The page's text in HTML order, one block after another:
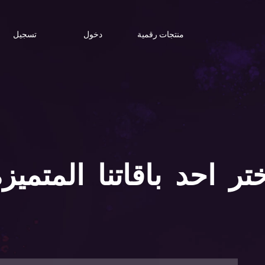
منتجات رقمية دخول تسجيل
احد باقاتنا